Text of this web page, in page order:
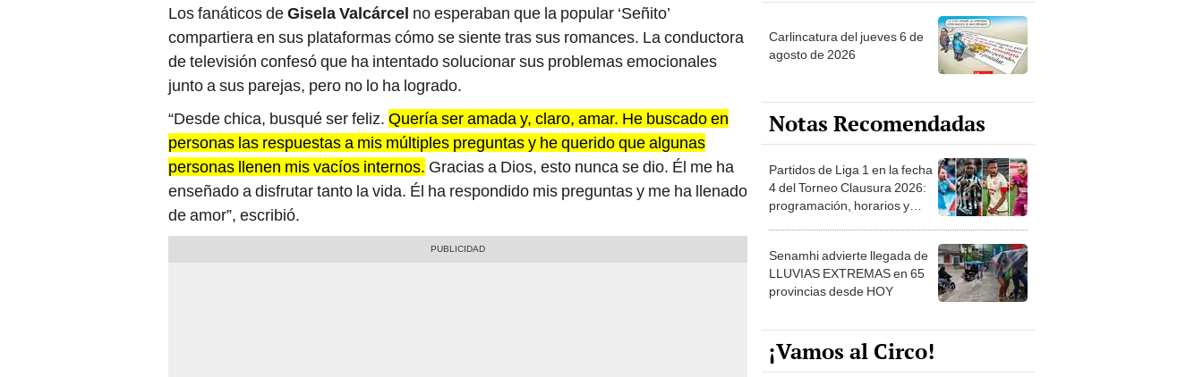
Los fanáticos deGisela Valcárcel no esperaban que la popular ‘Señito’
compartiera en sus plataformas cómo se siente tras sus romances. La conductora
de televisión confesó que ha intentado solucionar sus problemas emocionales
junto a sus parejas, pero no lo ha logrado.
“Desde chica, busqué ser feliz. Quería ser amada y, claro, amar. He buscado en
personas las respuestas a mis múltiples preguntas y he querido que algunas
personas llenen mis vacíos internos. Gracias a Dios, esto nunca se dio. Él me ha
enseñado a disfrutar tanto la vida. Él ha respondido mis preguntas y me ha llenado
de amor”, escribió.
Carlincatura del jueves 6 de
agosto de 2026
Notas Recomendadas
Partidos de Liga 1 en la fecha
4 del Torneo Clausura 2026:
programación, horarios y
Senamhi advierte llegada de
LLUVIAS EXTREMAS en 65
provincias desde HOY
¡Vamos al Circo!